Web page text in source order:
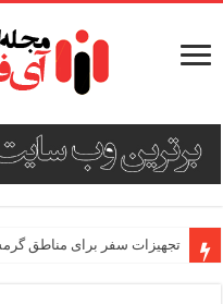
تجهیزات سفر برای مناطق